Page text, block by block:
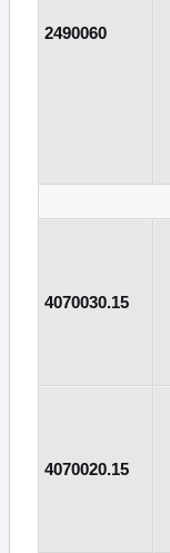
2490060
4070030.15
4070020.15